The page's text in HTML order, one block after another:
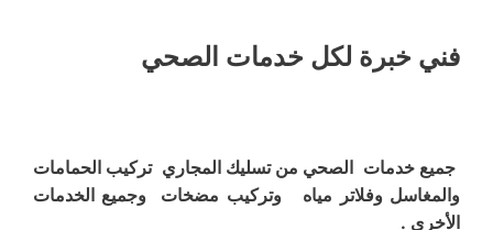
فني خبرة لكل خدمات الصحي
جميع خدمات الصحي من تسليك المجاري تركيب الحمامات
والمغاسل وفلاتر مياه وتركيب مضخات وجميع الخدمات
الأخرى .